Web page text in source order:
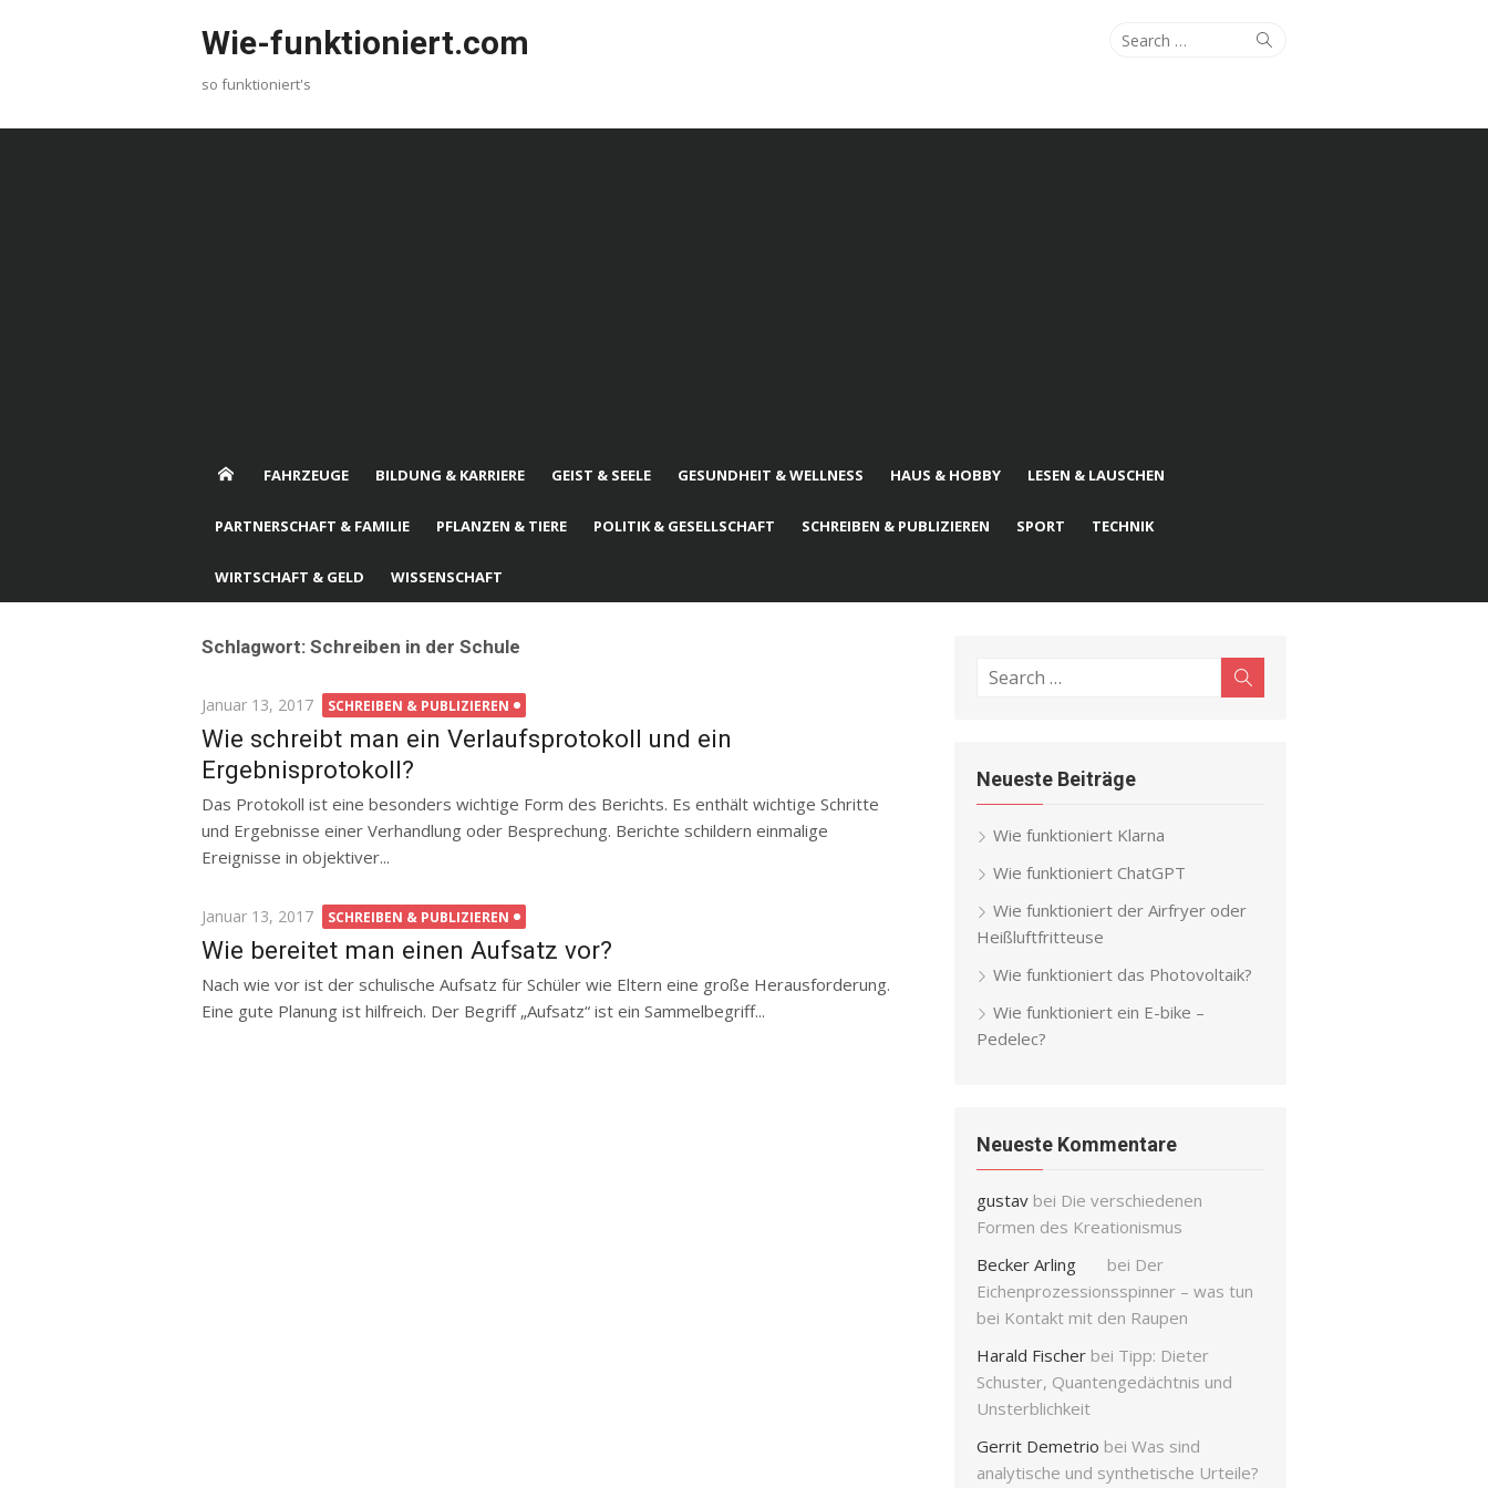
Wie-funktioniert.com
so funktioniert's
Search
Search
FAHRZEUGE BILDUNG & KARRIERE GEIST & SEELE GESUNDHEIT & WELLNESS HAUS & HOBBY LESEN & LAUSCHEN
PARTNERSCHAFT & FAMILIE PFLANZEN & TIERE POLITIK & GESELLSCHAFT SCHREIBEN & PUBLIZIEREN SPORT TECHNIK
WIRTSCHAFT & GELD WISSENSCHAFT
Schlagwort: Schreiben in der Schule
Posted
on
Januar 13, 2017 SCHREIBEN & PUBLIZIEREN
Wie schreibt man ein Verlaufsprotokoll und ein
Ergebnisprotokoll?
Das Protokoll ist eine besonders wichtige Form des Berichts. Es enthält wichtige Schritte
und Ergebnisse einer Verhandlung oder Besprechung. Berichte schildern einmalige
Ereignisse in objektiver...
Posted
on
Januar 13, 2017 SCHREIBEN & PUBLIZIEREN
Wie bereitet man einen Aufsatz vor?
Nach wie vor ist der schulische Aufsatz für Schüler wie Eltern eine große Herausforderung.
Eine gute Planung ist hilfreich. Der Begriff „Aufsatz“ ist ein Sammelbegriff...
Search
Neueste Beiträge
Wie funktioniert Klarna
Wie funktioniert ChatGPT
Wie funktioniert der Airfryer oder
Heißluftfritteuse
Wie funktioniert das Photovoltaik?
Wie funktioniert ein E-bike –
Pedelec?
Neueste Kommentare
gustav bei Die verschiedenen
Formen des Kreationismus
Becker Arling
bei Der
Eichenprozessionsspinner – was tun
bei Kontakt mit den Raupen
Harald Fischer bei Tipp: Dieter
Schuster, Quantengedächtnis und
Unsterblichkeit
Gerrit Demetrio bei Was sind
analytische und synthetische Urteile?